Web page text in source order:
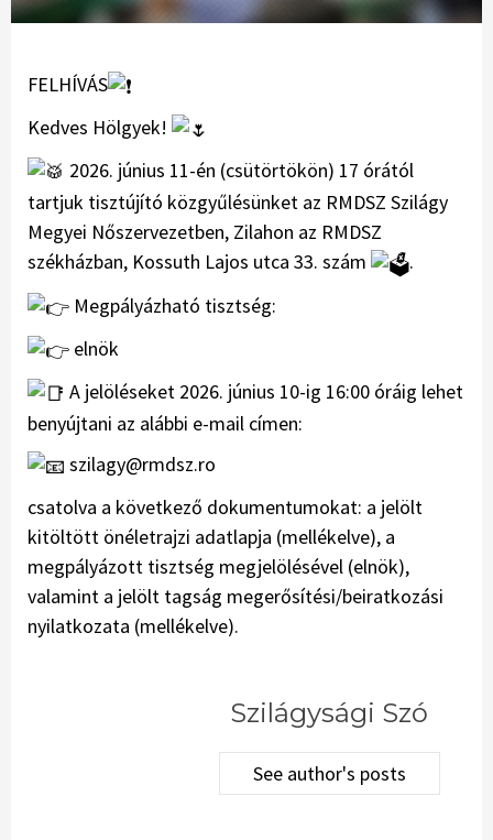
FELHÍVÁS
Kedves Hölgyek!
2026. június 11-én (csütörtökön) 17 órától
tartjuk tisztújító közgyűlésünket az RMDSZ Szilágy
Megyei Nőszervezetben, Zilahon az RMDSZ
székházban, Kossuth Lajos utca 33. szám
.
Megpályázható tisztség:
elnök
A jelöléseket 2026. június 10-ig 16:00 óráig lehet
benyújtani az alábbi e-mail címen:
szilagy@rmdsz.ro
csatolva a következő dokumentumokat: a jelölt
kitöltött önéletrajzi adatlapja (mellékelve), a
megpályázott tisztség megjelölésével (elnök),
valamint a jelölt tagság megerősítési/beiratkozási
nyilatkozata (mellékelve).
Szilágysági Szó
See author's posts